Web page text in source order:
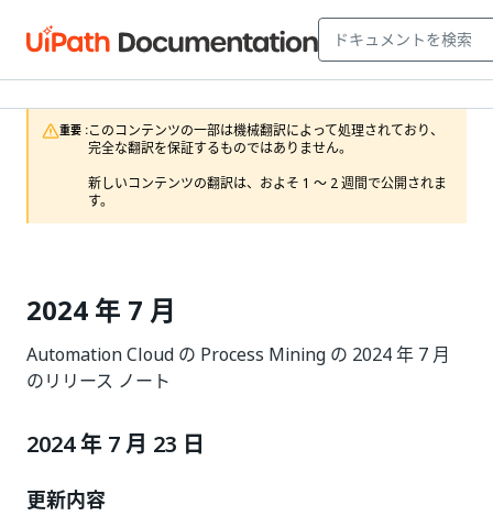
重要 :このコンテンツの一部は機械翻訳によって処理されており、
完全な翻訳を保証するものではありません。
新しいコンテンツの翻訳は、およそ 1 ～ 2 週間で公開されま
す。
2024 年 7 月
Automation Cloud の Process Mining の 2024 年 7 月
のリリース ノート
2024 年 7 月 23 日
更新内容